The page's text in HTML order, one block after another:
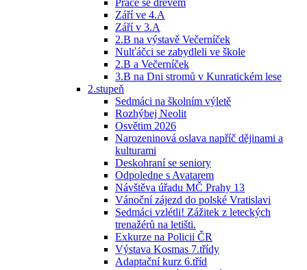
Práce se dřevem
Září ve 4.A
Září v 3.A
2.B na výstavě Večerníček
Nulťáčci se zabydleli ve škole
2.B a Večerníček
3.B na Dni stromů v Kunratickém lese
2.stupeň
Sedmáci na školním výletě
Rozhýbej Neolit
Osvětim 2026
Narozeninová oslava napříč dějinami a
kulturami
Deskohraní se seniory
Odpoledne s Avatarem
Návštěva úřadu MČ Prahy 13
Vánoční zájezd do polské Vratislavi
Sedmáci vzlétli! Zážitek z leteckých
trenažérů na letišti.
Exkurze na Policii ČR
Výstava Kosmas 7.třídy
Adaptační kurz 6.tříd